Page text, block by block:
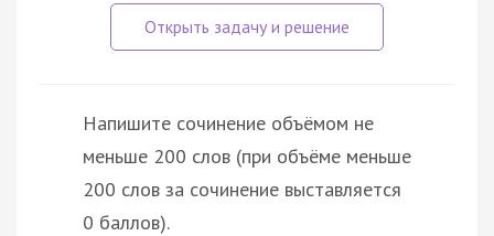
Напишите сочинение объёмом не
меньше 200 слов (при объёме меньше
200 слов за сочинение выставляется
0 баллов).